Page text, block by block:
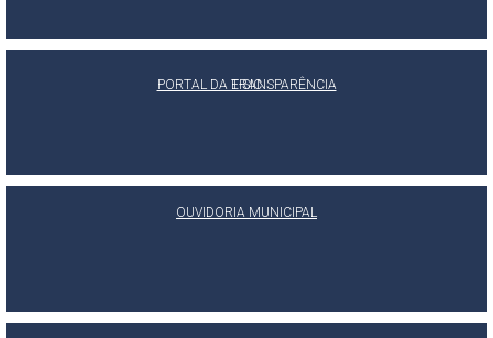
PORTAL DA TRANSPARÊNCIA
E-SIC
OUVIDORIA MUNICIPAL